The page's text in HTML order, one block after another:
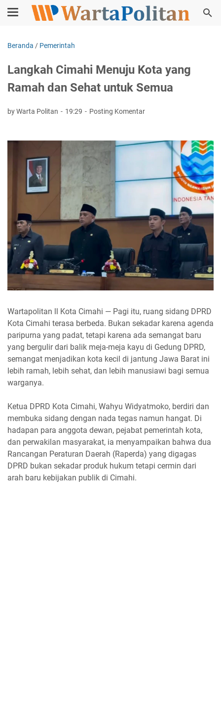
Beranda / Pemerintah
Langkah Cimahi Menuju Kota yang
Ramah dan Sehat untuk Semua
by Warta Politan 19:29 Posting Komentar
Wartapolitan ll Kota Cimahi — Pagi itu, ruang sidang DPRD
Kota Cimahi terasa berbeda. Bukan sekadar karena agenda
paripurna yang padat, tetapi karena ada semangat baru
yang bergulir dari balik meja-meja kayu di Gedung DPRD,
semangat menjadikan kota kecil di jantung Jawa Barat ini
lebih ramah, lebih sehat, dan lebih manusiawi bagi semua
warganya.
Ketua DPRD Kota Cimahi, Wahyu Widyatmoko, berdiri dan
membuka sidang dengan nada tegas namun hangat. Di
hadapan para anggota dewan, pejabat pemerintah kota,
dan perwakilan masyarakat, ia menyampaikan bahwa dua
Rancangan Peraturan Daerah (Raperda) yang digagas
DPRD bukan sekadar produk hukum tetapi cermin dari
arah baru kebijakan publik di Cimahi.